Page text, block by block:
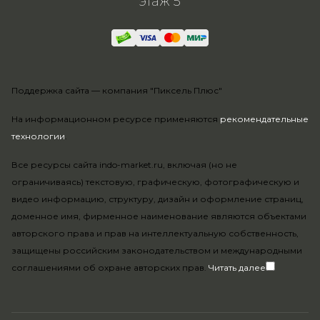
На информационном ресурсе применяются рекомендательные
технологии.
Все ресурсы сайта indo-market.ru, включая (но не
ограничиваясь) текстовую, графическую, фотографическую и
видео информацию, структуру, дизайн и оформление страниц,
доменное имя, фирменное наименование являются объектами
авторского права и прав на интеллектуальную собственность,
защищены российским законодательством и международными
соглашениями об охране авторских прав. Читать далее
Поддержка сайта — компания "Пиксель Плюс"